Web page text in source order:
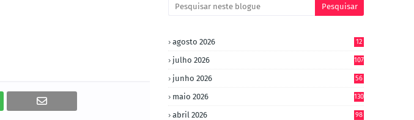
agosto 2026 12
julho 2026 107
junho 2026 56
maio 2026 130
abril 2026 98